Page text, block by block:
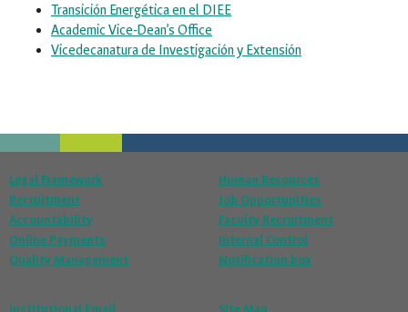
Transición Energética en el DIEE
Academic Vice-Dean’s Office
Vicedecanatura de Investigación y Extensión
Legal Framework
Recruitment
Accountability
Online Payments
Quality Management
Human Resources
Job Opportunities
Faculty Recruitment
Internal Control
Notification box
Institutional Email Site Map